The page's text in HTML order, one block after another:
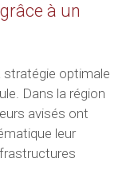
à un
stratégie optimale
Dans la région
avisés ont
leur